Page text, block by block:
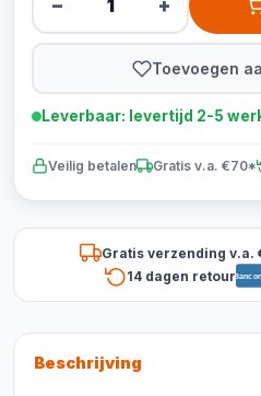
− +
Toevoegen
Leverbaar: levertijd 2-5
Veilig betalen Gratis v.a. €70*
Gratis verzending v.a.
14 dagen retour
Beschrijving